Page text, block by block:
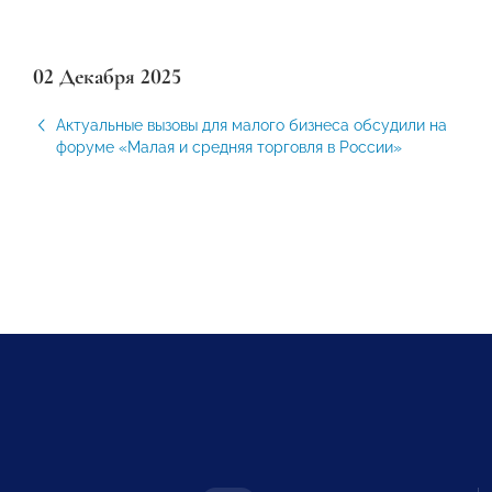
02 Декабря 2025
Актуальные вызовы для малого бизнеса обсудили на
форуме «Малая и средняя торговля в России»